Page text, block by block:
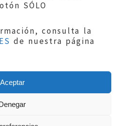
SÓLO
consulta la
de nuestra página
Aceptar
de privacidad|
Justicia de Aragón|
Consulting